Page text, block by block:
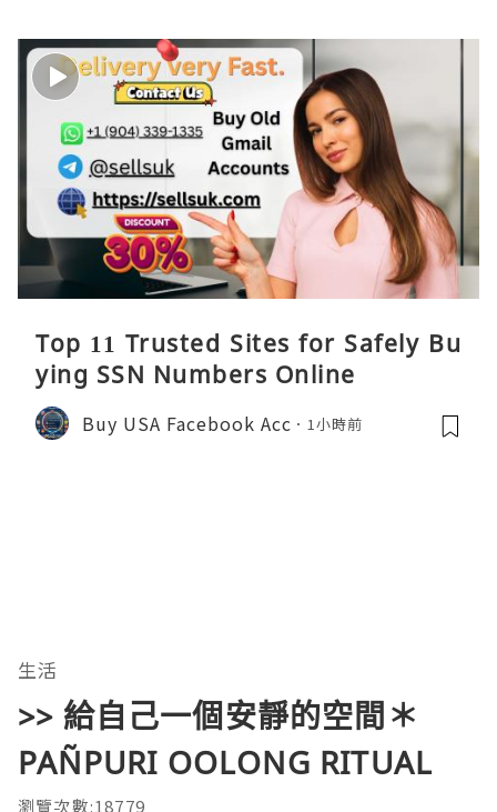
Top 11 Trusted Sites for Safely Bu
ying SSN Numbers Online
Buy USA Facebook Acc 1小時前
生活
>> 給自己一個安靜的空間＊
PAÑPURI OOLONG RITUAL
瀏覽次數:18779